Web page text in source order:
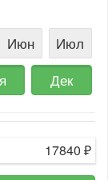
Июн
Июл
Дек
17840 ₽